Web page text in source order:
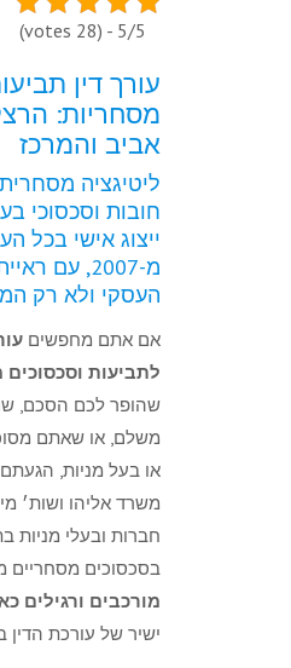
5/5 - (28 votes)
עורך דין
מסחריות:
אביב והמרכז
ליטיגציה
חובות וסכסוכי
ייצוג אישי בכל
מ-2007, עם
העסקי ולא רק
אם אתם מחפשים
לתביעות
שהופר לכם הסכם,
משלם, או שאתם
או בעל מניות,
משרד אליהו ושות׳
חברות ובעלי מניות
בסכסוכים מסחריים מאז
מורכבים ורגילים
ישיר של עורכת הדין